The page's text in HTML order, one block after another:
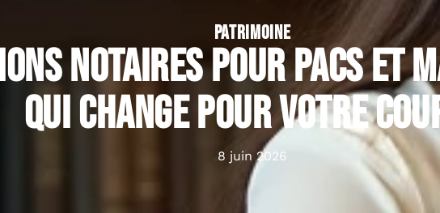
PATRIMOINE
notaires pour PACS et
qui change pour votre
8 juin 2026